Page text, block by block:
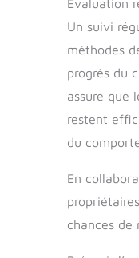
Évaluation
Un suivi
méthodes
progrès du
assure que
restent
du
En
chances de